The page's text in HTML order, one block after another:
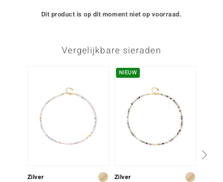
Collection
Dit product is op dit moment niet op voorraad.
Vergelijkbare sieraden
Zilver
NIEUW
Zilver